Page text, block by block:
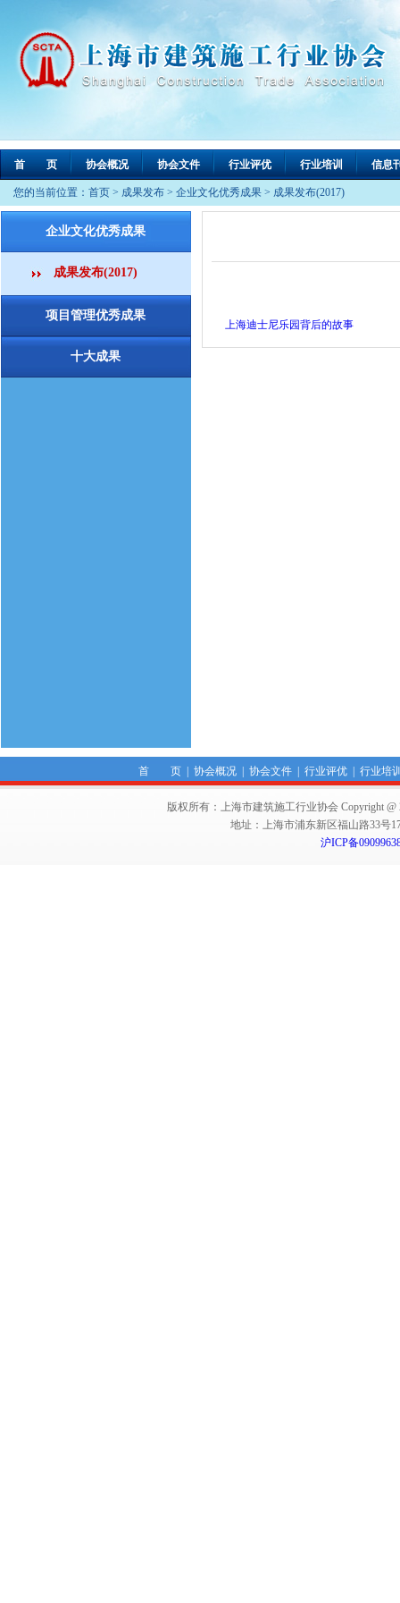
首 页 协会概况 协会文件 行业评优 行业培训 信息
您的当前位置： 首页 > 成果发布 > 企业文化优秀成果 > 成果发布(2017)
企业文化优秀成果
成果发布(2017)
项目管理优秀成果
十大成果
上海迪士尼乐园背后的故事
首 页| 协会概况| 协会文件| 行业评优| 行业培
版权所有：上海市建筑施工行业协会 Copyright @
地址：上海市浦东新区福山路33号
沪ICP备